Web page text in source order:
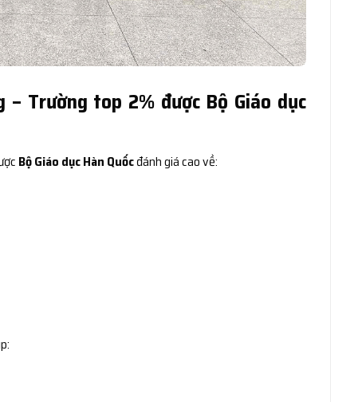
Trường top 2% được Bộ Giáo dục
Bộ Giáo dục Hàn Quốcđánh giá cao về: